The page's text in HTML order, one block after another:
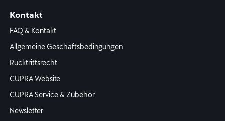
Kontakt
FAQ & Kontakt
Allgemeine Geschäftsbedingungen
Rücktrittsrecht
CUPRA Website
CUPRA Service & Zubehör
Newsletter